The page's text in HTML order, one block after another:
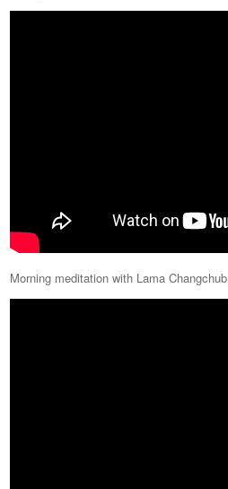
Morning meditation with Lama Changchub